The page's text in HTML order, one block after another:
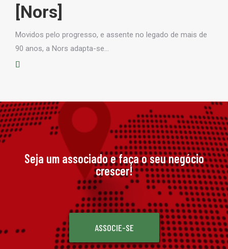
[Nors]
Movidos pelo progresso, e assente no legado de mais de
90 anos, a Nors adapta-se…
Seja um associado e faça o seu negócio
crescer!
ASSOCIE-SE